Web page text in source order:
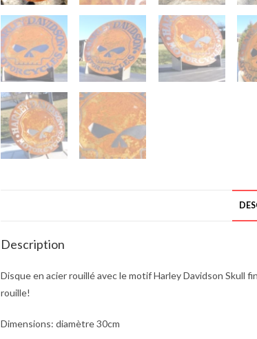
Description
Disque en acier rouillé avec le motif Harley Davidson Skull
rouille!
Dimensions: diamètre 30cm